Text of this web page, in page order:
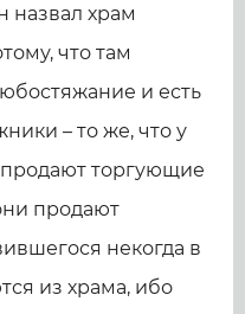
назвал храм
что там
и есть
– то же, что у
торгующие
продают
некогда в
из храма, ибо